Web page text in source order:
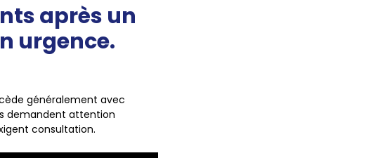
après un
urgence.
généralement avec
demandent attention
consultation.